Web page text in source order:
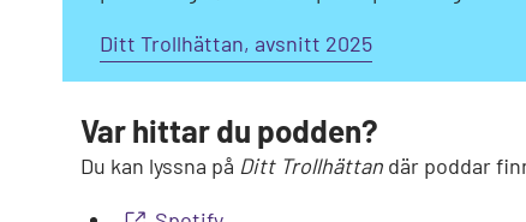
Ditt Trollhättan, avsnitt 2025
Var hittar du podden?
Du kan lyssna på Ditt Trollhättan där poddar